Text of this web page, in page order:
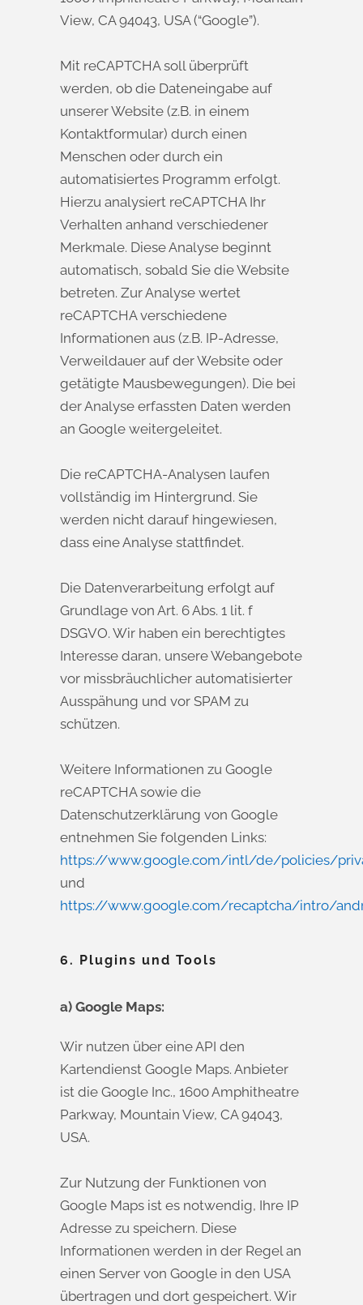
View, CA 94043, USA (“Google”).
Mit reCAPTCHA soll überprüft
werden, ob die Dateneingabe auf
unserer Website (z.B. in einem
Kontaktformular) durch einen
Menschen oder durch ein
automatisiertes Programm erfolgt.
Hierzu analysiert reCAPTCHA Ihr
Verhalten anhand verschiedener
Merkmale. Diese Analyse beginnt
automatisch, sobald Sie die Website
betreten. Zur Analyse wertet
reCAPTCHA verschiedene
Informationen aus (z.B. IP-Adresse,
Verweildauer auf der Website oder
getätigte Mausbewegungen). Die bei
der Analyse erfassten Daten werden
an Google weitergeleitet.
Die reCAPTCHA-Analysen laufen
vollständig im Hintergrund. Sie
werden nicht darauf hingewiesen,
dass eine Analyse stattfindet.
Die Datenverarbeitung erfolgt auf
Grundlage von Art. 6 Abs. 1 lit. f
DSGVO. Wir haben ein berechtigtes
Interesse daran, unsere Webangebote
vor missbräuchlicher automatisierter
Ausspähung und vor SPAM zu
schützen.
Weitere Informationen zu Google
reCAPTCHA sowie die
Datenschutzerklärung von Google
entnehmen Sie folgenden Links:
https://www.google.com/intl/de/policies/
und
https://www.google.com/recaptcha/intro/
6. Plugins und Tools
a) Google Maps:
Wir nutzen über eine API den
Kartendienst Google Maps. Anbieter
ist die Google Inc., 1600 Amphitheatre
Parkway, Mountain View, CA 94043,
USA.
Zur Nutzung der Funktionen von
Google Maps ist es notwendig, Ihre IP
Adresse zu speichern. Diese
Informationen werden in der Regel an
einen Server von Google in den USA
übertragen und dort gespeichert. Wir